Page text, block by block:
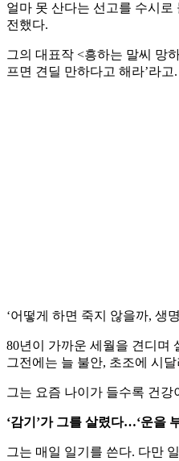
얼마 못 산다는 선고를 수시
전했다.
그의 대표작 <흥하는 말씨 망
프면 견딜 만하다고 해라’라
‘어떻게 하면 죽지 않을까, 생
80년이 가까운 세월을 견디며
그전에는 늘 불안, 초조에 시
그는 요즘 나이가 들수록 건
‘감기’가 그를 살렸다…‘운을
그는 매일 일기를 쓴다. 다만